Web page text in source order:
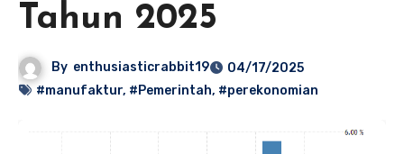
Tahun 2025
By enthusiasticrabbit19
04/17/2025
#manufaktur, #Pemerintah, #perekonomian